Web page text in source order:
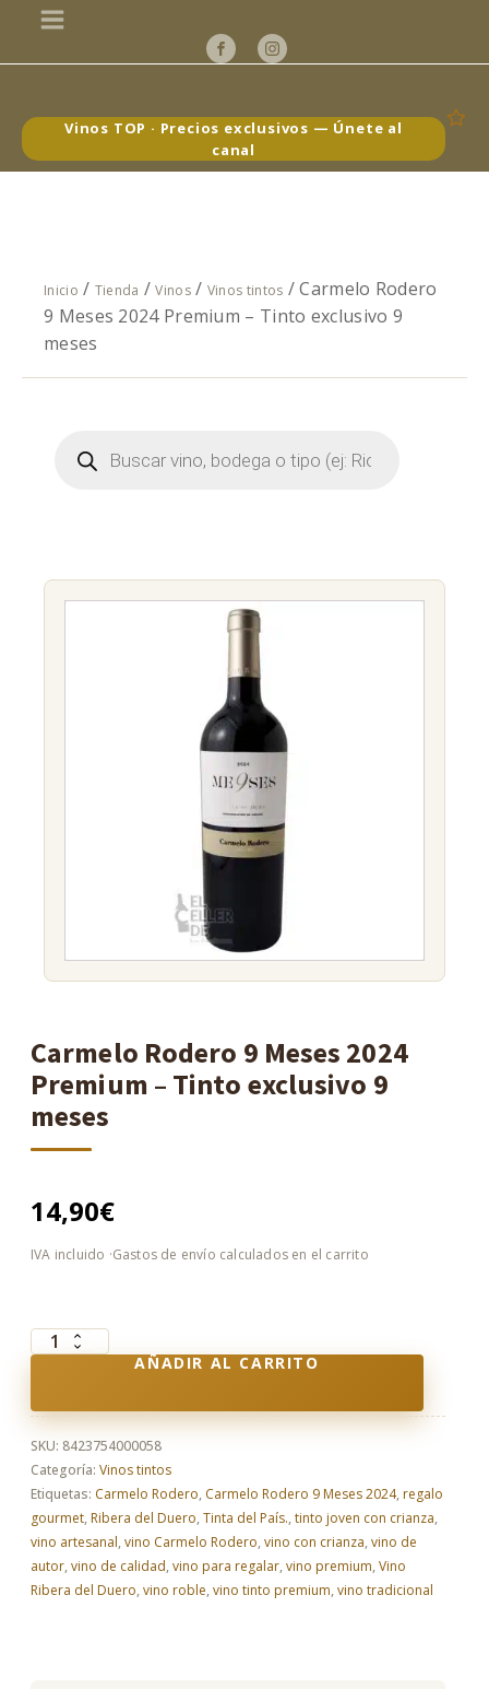
Vinos TOP · Precios exclusivos — Únete al
canal
Inicio / Tienda /Vinos/ Vinos tintos / Carmelo Rodero
9 Meses 2024 Premium – Tinto exclusivo 9
meses
Búsqueda
Carmelo Rodero 9 Meses 2024
Premium – Tinto exclusivo 9
meses
14,90€
Carmelo
Meses
Premium
–
Tinto
exclusivo
9
cantidad
AÑADIR AL CARRITO
SKU: 8423754000058
Categoría: Vinos tintos
Etiquetas: Carmelo Rodero, Carmelo Rodero 9 Meses 2024, regalo
gourmet, Ribera del Duero,Tinta del País.,tinto joven con crianza,
vino artesanal,vino Carmelo Rodero,vino con crianza,vino de
autor,vino de calidad,vino para regalar,vino premium,Vino
Ribera del Duero,vino roble,vino tinto premium,vino tradicional